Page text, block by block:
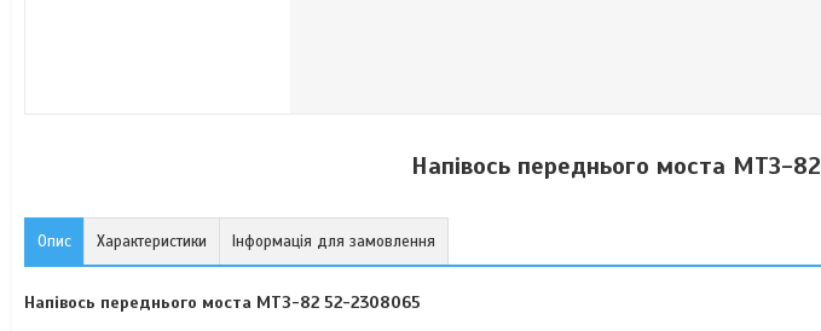
Напівось переднього моста МТЗ-82
Опис Характеристики Інформація для замовлення
Напівось переднього моста МТЗ-82 52-2308065